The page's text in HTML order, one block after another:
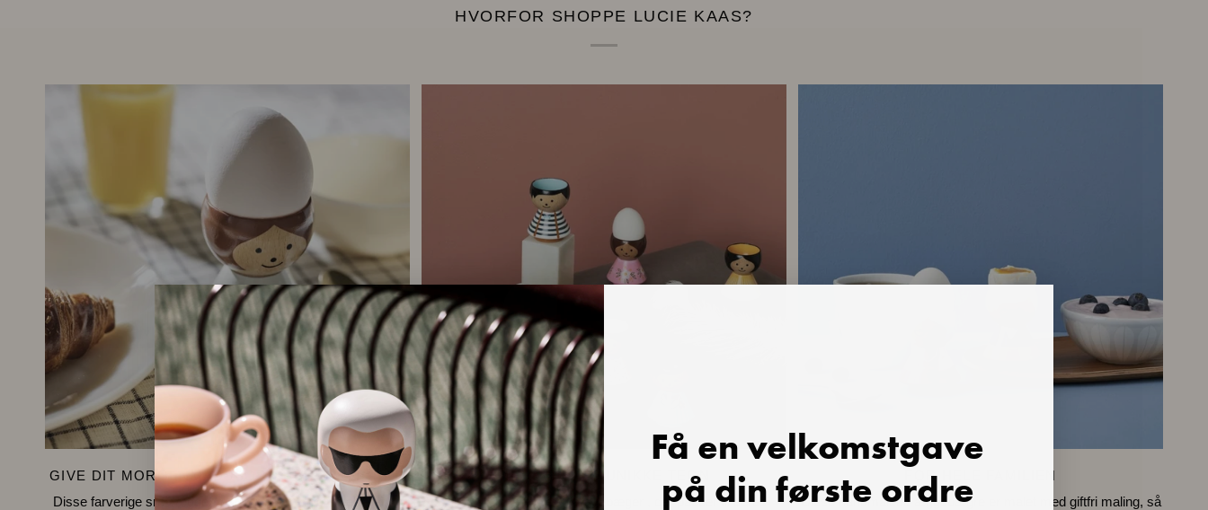
HVORFOR SHOPPE LUCIE KAAS?
GIVE DIT MORGENMADSBORD PERSONLIGHED
Disse farverige små æggebægre i træ er en fornøjelse at se
MERE END 90 UNIKKE TEGN
Alle vil kunne finde en æggebæger , der passer til deres
FOR HELE FAMILIEN
Disse håndmalede æggebægre er malet med giftfri maling, så
Få en velkomstgave
på din første ordre